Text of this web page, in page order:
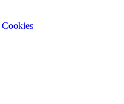
Cookies